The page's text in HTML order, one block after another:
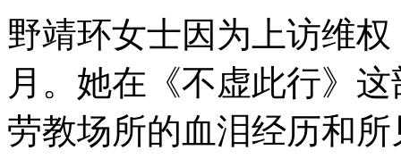
野靖环女士因为上访维
月。她在《不虚此行》
劳教场所的血泪经历和